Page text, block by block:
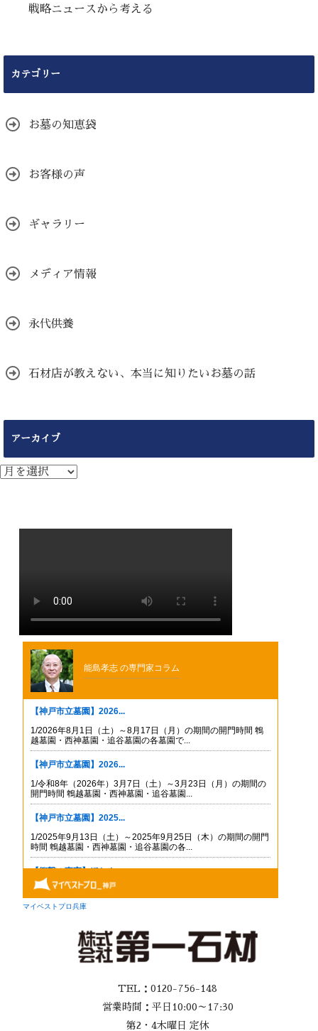
戦略ニュースから考える
カテゴリー
お墓の知恵袋
お客様の声
ギャラリー
メディア情報
永代供養
石材店が教えない、本当に知りたいお墓の話
アーカイブ
ア
ー
TEL：0120-756-148
営業時間：平日10:00～17:30
第2・4木曜日 定休